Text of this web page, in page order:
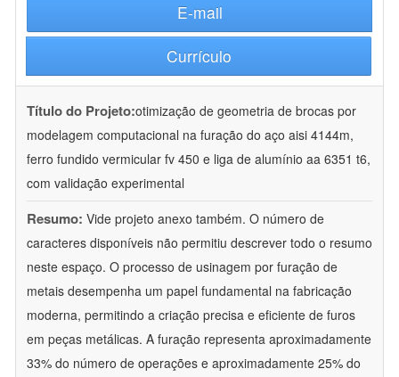
E-mail
Currículo
Título do Projeto:otimização de geometria de brocas por
modelagem computacional na furação do aço aisi 4144m,
ferro fundido vermicular fv 450 e liga de alumínio aa 6351 t6,
com validação experimental
Resumo: Vide projeto anexo também. O número de
caracteres disponíveis não permitiu descrever todo o resumo
neste espaço. O processo de usinagem por furação de
metais desempenha um papel fundamental na fabricação
moderna, permitindo a criação precisa e eficiente de furos
em peças metálicas. A furação representa aproximadamente
33% do número de operações e aproximadamente 25% do